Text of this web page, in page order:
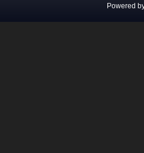
Powered